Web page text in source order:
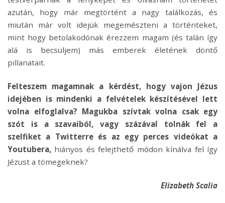
azután, hogy már megtörtént a nagy találkozás, és
miután már volt idejük megemészteni a történteket,
mint hogy betolakodónak érezzem magam (és talán így
alá is becsüljem) más emberek életének döntő
pillanatait.
Felteszem magamnak a kérdést, hogy vajon Jézus
idejében is mindenki a felvételek készítésével lett
volna elfoglalva? Magukba szívtak volna csak egy
szót is a szavaiból, vagy százával tolnák fel a
szelfiket a Twitterre és az egy perces videókat a
Youtubera, hiányos és felejthető módon kínálva fel így
Jézust a tömegeknek?
Elizabeth Scalia